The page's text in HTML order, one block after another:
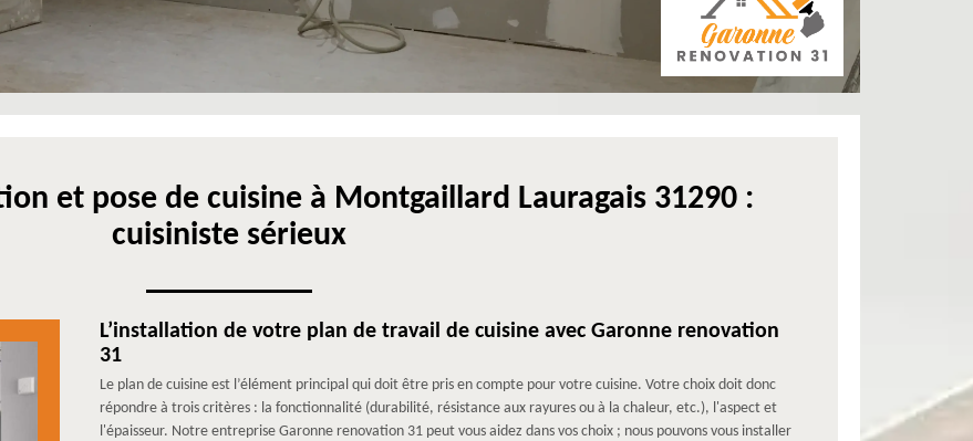
et pose de cuisine à Montgaillard Lauragais 31290 :
cuisiniste sérieux
L’installation de votre plan de travail de cuisine avec Garonne renovation
31
Le plan de cuisine est l’élément principal qui doit être pris en compte pour votre cuisine. Votre choix doit donc
répondre à trois critères : la fonctionnalité (durabilité, résistance aux rayures ou à la chaleur, etc.), l'aspect et
l'épaisseur. Notre entreprise Garonne renovation 31 peut vous aidez dans vos choix ; nous pouvons vous installer